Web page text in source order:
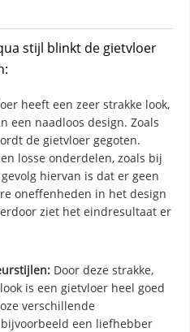
stijl blinkt de gietvloer
heeft een zeer strakke look,
een naadloos design. Zoals
de gietvloer gegoten.
losse onderdelen, zoals bij
hiervan is dat er geen
oneffenheden in het design
ziet het eindresultaat er
Door deze strakke,
is een gietvloer heel goed
verschillende
een liefhebber